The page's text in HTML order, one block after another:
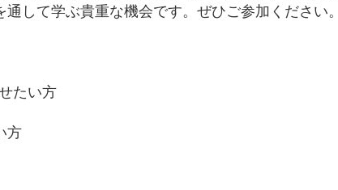
して学ぶ貴重な機会です。ぜひご参加ください。
たい方
方